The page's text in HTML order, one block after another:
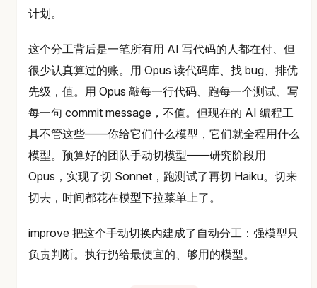
计划。
这个分工背后是一笔所有用 AI 写代码的人都在付、但
很少认真算过的账。用 Opus 读代码库、找 bug、排优
先级，值。用 Opus 敲每一行代码、跑每一个测试、写
每一句 commit message，不值。但现在的 AI 编程工
具不管这些——你给它们什么模型，它们就全程用什么
模型。预算好的团队手动切模型——研究阶段用
Opus，实现了切 Sonnet，跑测试了再切 Haiku。切来
切去，时间都花在模型下拉菜单上了。
improve 把这个手动切换内建成了自动分工：强模型只
负责判断。执行扔给最便宜的、够用的模型。